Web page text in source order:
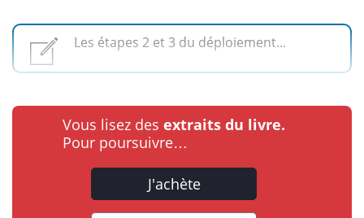
Les étapes 2 et 3 du déploiement...
Vous lisez des extraits du livre.
Pour poursuivre…
J'achète